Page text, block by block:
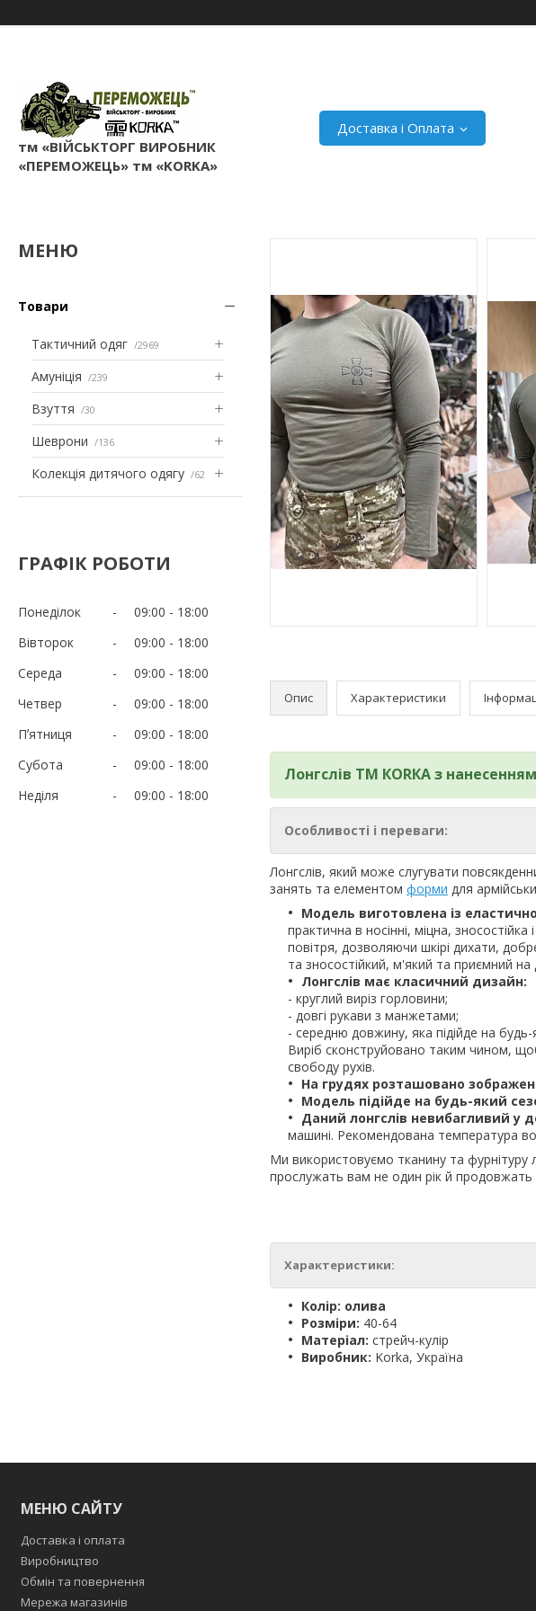
тм «ВІЙСЬКТОРГ ВИРОБНИК
«ПЕРЕМОЖЕЦЬ» тм «KORKA»
Доставка і Оплата
Товари
Тактичний одяг 2969
Амуніція 239
Взуття 30
Шеврони 136
Колекція дитячого одягу 62
ГРАФІК РОБОТИ
Понеділок 09:00
18:00
Вівторок
09:00
18:00
Середа
09:00
18:00
Четвер
09:00
18:00
Пʼятниця
09:00
18:00
Субота
09:00
18:00
Неділя
09:00 18:00
Опис Характеристики
Лонгслів ТМ КОRКА з
Особливості і переваги:
Лонгслів, який може слугувати
занять та елементом форми для
Модель виготовлена із
практична в носінні, міцна,
повітря, дозволяючи шкірі дихати,
та зносостійкий, м'який та приємний на
Лонгслів має класичний дизайн:
- круглий виріз горловини;
- довгі рукави з манжетами;
- середню довжину, яка підійде на будь-
Виріб сконструйовано таким чином,
свободу рухів.
На грудях розташовано
Модель підійде на будь-який
Даний лонгслів невибагливий у
машині. Рекомендована температура
Ми використовуємо тканину та фурнітуру
прослужать вам не один рік й продовжать
Характеристики:
Колір: олива
Розміри: 40-64
Матеріал: стрейч-кулір
Виробник: Korka, Україна
МЕНЮ САЙТУ
Доставка і оплата
Виробництво
Обмін та повернення
Мережа магазинів